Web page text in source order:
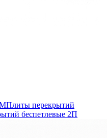
Плиты перекрытий
беспетлевые 2П